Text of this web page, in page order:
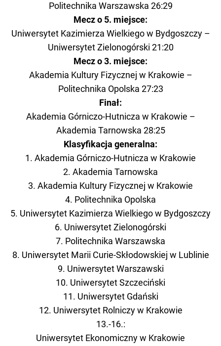
Politechnika Warszawska 26:29
Mecz o 5. miejsce:
Uniwersytet Kazimierza Wielkiego w Bydgoszczy –
Uniwersytet Zielonogórski 21:20
Mecz o 3. miejsce:
Akademia Kultury Fizycznej w Krakowie –
Politechnika Opolska 27:23
Finał:
Akademia Górniczo-Hutnicza w Krakowie –
Akademia Tarnowska 28:25
Klasyfikacja generalna:
1. Akademia Górniczo-Hutnicza w Krakowie
2. Akademia Tarnowska
3. Akademia Kultury Fizycznej w Krakowie
4. Politechnika Opolska
5. Uniwersytet Kazimierza Wielkiego w Bydgoszczy
6. Uniwersytet Zielonogórski
7. Politechnika Warszawska
8. Uniwersytet Marii Curie-Skłodowskiej w Lublinie
9. Uniwersytet Warszawski
10. Uniwersytet Szczeciński
11. Uniwersytet Gdański
12. Uniwersytet Rolniczy w Krakowie
13.-16.:
Uniwersytet Ekonomiczny w Krakowie